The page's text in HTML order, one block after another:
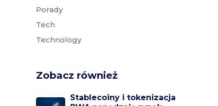
Porady
Tech
Technology
Zobacz również
Stablecoiny i tokenizacja